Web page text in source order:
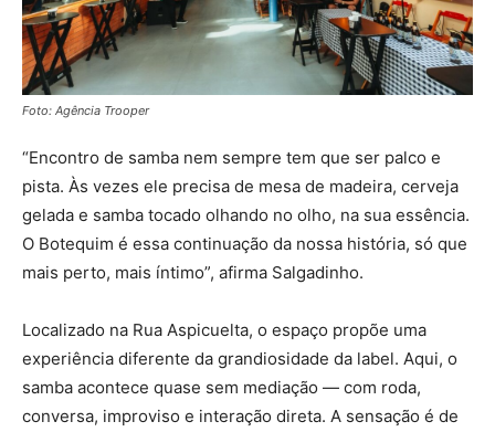
Foto: Agência Trooper
“Encontro de samba nem sempre tem que ser palco e
pista. Às vezes ele precisa de mesa de madeira, cerveja
gelada e samba tocado olhando no olho, na sua essência.
O Botequim é essa continuação da nossa história, só que
mais perto, mais íntimo”, afirma Salgadinho.
Localizado na Rua Aspicuelta, o espaço propõe uma
experiência diferente da grandiosidade da label. Aqui, o
samba acontece quase sem mediação — com roda,
conversa, improviso e interação direta. A sensação é de